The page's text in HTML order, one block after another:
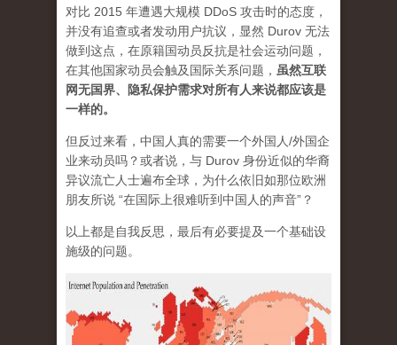
对比 2015 年遭遇大规模 DDoS 攻击时的态度，
并没有追查或者发动用户抗议，显然 Durov 无法
做到这点，在原籍国动员反抗是社会运动问题，
在其他国家动员会触及国际关系问题， 虽然互联
网无国界、隐私保护需求对所有人来说都应该是
一样的。
但反过来看，中国人真的需要一个外国人/外国企
业来动员吗？或者说，与 Durov 身份近似的华裔
异议流亡人士遍布全球，为什么依旧如那位欧洲
朋友所说 “在国际上很难听到中国人的声音”？
以上都是自我反思，最后有必要提及一个基础设
施级的问题。